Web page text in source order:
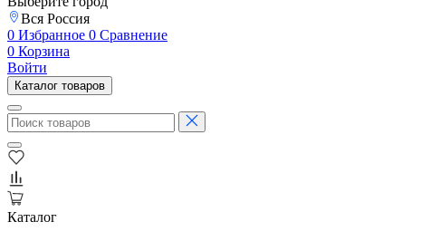
Вся Россия
0 Избранное 0 Сравнение
0 Корзина
Войти
Каталог товаров
Каталог